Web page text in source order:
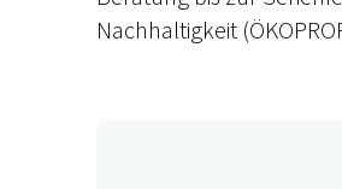
Nachhaltigkeit